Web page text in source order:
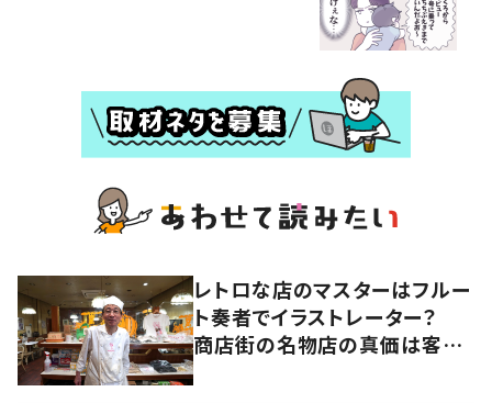
レトロな店のマスターはフルー
ト奏者でイラストレーター？
商店街の名物店の真価は客と